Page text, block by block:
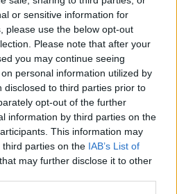
or sensitive information for
please use the below opt-out
Please note that after your
you may continue seeing
personal information utilized by
disclosed to third parties prior to
opt-out of the further
information by third parties on the
This information may
parties on the IAB’s List of
that may further disclose it to other
θερμοκρασία-ρεκόρ 48
στην Ελλάδα η 46χρονη
εβδομάδες για μεγάλες